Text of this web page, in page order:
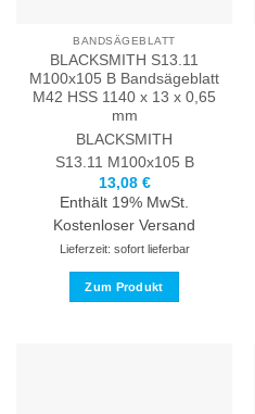
BANDSÄGEBLATT
BLACKSMITH S13.11
M100x105 B Bandsägeblatt
M42 HSS 1140 x 13 x 0,65
mm
BLACKSMITH
S13.11 M100x105 B
13,08 €
Enthält 19% MwSt.
Kostenloser Versand
Lieferzeit: sofort lieferbar
Zum Produkt